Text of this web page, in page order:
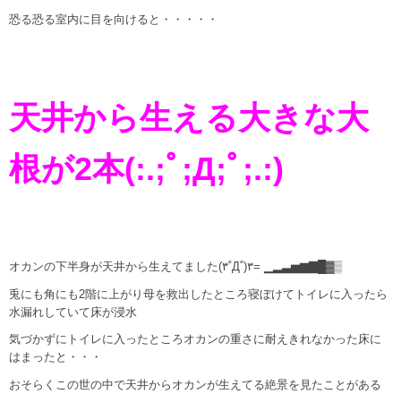
恐る恐る室内に目を向けると・・・・・
天井から生える大きな大
根が2本(:.;ﾟ;Д;ﾟ;.:)
オカンの下半身が天井から生えてました(۳˚Д˚)۳= ▁▂▃▅▆▇█▓▒
兎にも角にも2階に上がり母を救出したところ寝ぼけてトイレに入ったら
水漏れしていて床が浸水
気づかずにトイレに入ったところオカンの重さに耐えきれなかった床に
はまったと・・・
おそらくこの世の中で天井からオカンが生えてる絶景を見たことがある